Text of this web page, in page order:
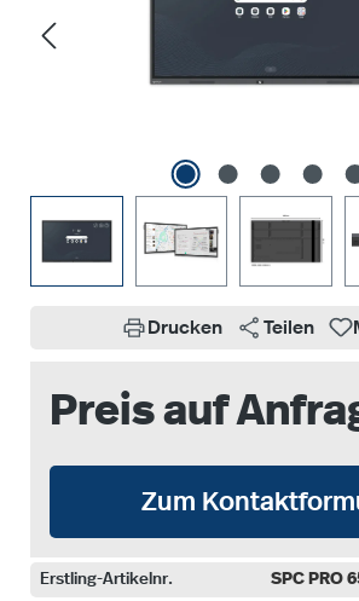
Drucken Teilen
Preis auf
Zum
Erstling-Artikelnr. SPC PRO